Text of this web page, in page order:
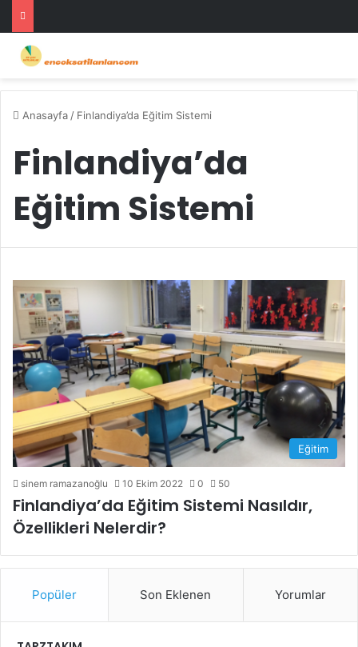
Anasayfa / Finlandiya’da Eğitim Sistemi
Finlandiya’da
Eğitim Sistemi
Eğitim
sinem ramazanoğlu 10 Ekim 2022 0 50
Finlandiya’da Eğitim Sistemi Nasıldır,
Özellikleri Nelerdir?
Popüler Son Eklenen Yorumlar